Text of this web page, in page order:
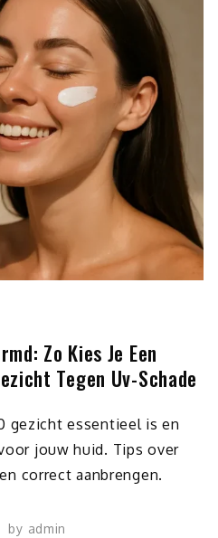
Zo Kies Je Een
Tegen Uv-Schade
gezicht essentieel is en
jouw huid. Tips over
correct aanbrengen.
by admin